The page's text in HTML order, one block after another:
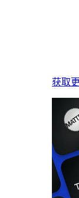
获取